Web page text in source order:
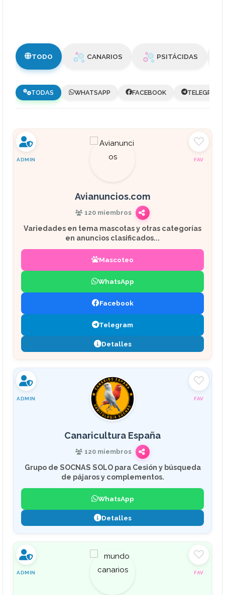
TODO CANARIOS PSITÁCIDAS
TODAS WHATSAPP FACEBOOK TELEGRAM
ADMIN FAV
Avianuncios.com
120 miembros
Variedades en tema mascotas y otras categorías
en anuncios clasificados...
Mascoteo
WhatsApp
Facebook
Telegram
Detalles
ADMIN FAV
Canaricultura España
120 miembros
Grupo de SOCNAS SOLO para Cesión y búsqueda
de pájaros y complementos.
WhatsApp
Detalles
ADMIN FAV